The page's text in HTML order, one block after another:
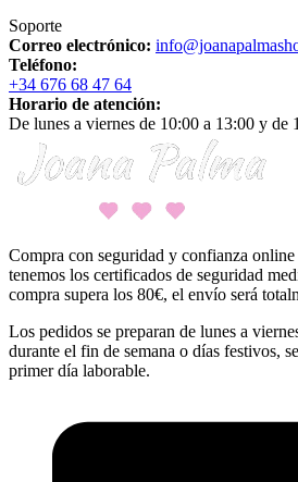
Soporte
Correo electrónico:
Teléfono:
+34 676 68 47 64
Horario de atención:
De lunes a viernes de 10:00 a 13:00 y de
Compra con seguridad y confianza online
tenemos los certificados de seguridad
compra supera los 80€, el envío será
Los pedidos se preparan de lunes a
durante el fin de semana o días festivos,
primer día laborable.